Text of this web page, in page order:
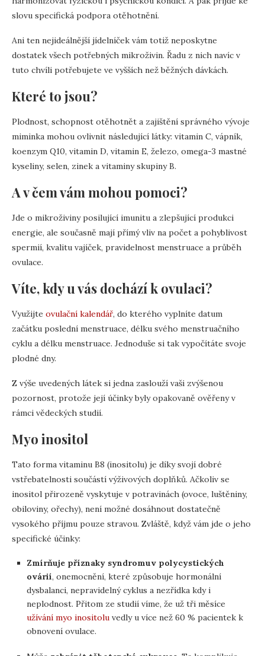
slovu specifická podpora otěhotnění.
Ani ten nejideálnější jídelníček vám totiž neposkytne
dostatek všech potřebných mikroživin. Řadu z nich navíc v
tuto chvíli potřebujete ve vyšších než běžných dávkách.
Které to jsou?
Plodnost, schopnost otěhotnět a zajištění správného vývoje
miminka mohou ovlivnit následující látky: vitamin C, vápník,
koenzym Q10, vitamin D, vitamin E, železo, omega-3 mastné
kyseliny, selen, zinek a vitaminy skupiny B.
A v čem vám mohou pomoci?
Jde o mikroživiny posilující imunitu a zlepšující produkci
energie, ale současně mají přímý vliv na počet a pohyblivost
spermií, kvalitu vajíček, pravidelnost menstruace a průběh
ovulace.
Víte, kdy u vás dochází k ovulaci?
Využijte ovulační kalendář, do kterého vyplníte datum
začátku poslední menstruace, délku svého menstruačního
cyklu a délku menstruace. Jednoduše si tak vypočítáte svoje
plodné dny.
Z výše uvedených látek si jedna zaslouží vaši zvýšenou
pozornost, protože její účinky byly opakovaně ověřeny v
rámci vědeckých studií.
Myo inositol
Tato forma vitaminu B8 (inositolu) je díky svojí dobré
vstřebatelnosti součástí výživových doplňků. Ačkoliv se
inositol přirozeně vyskytuje v potravinách (ovoce, luštěniny,
obiloviny, ořechy), není možné dosáhnout dostatečně
vysokého příjmu pouze stravou. Zvláště, když vám jde o jeho
specifické účinky:
Zmírňuje příznaky syndromuv polycystických
ovárií, onemocnění, které způsobuje hormonální
dysbalanci, nepravidelný cyklus a nezřídka kdy i
neplodnost. Přitom ze studií víme, že už tři měsíce
užívání myo inositolu vedly u více než 60 % pacientek k
obnovení ovulace.